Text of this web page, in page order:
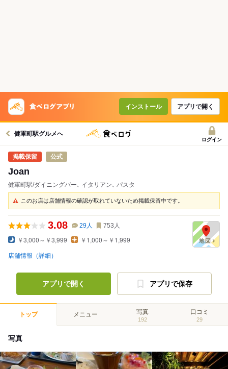
インストール アプリで開く
健軍町駅グルメへ
ログイン
公式
Joan
健軍町駅/ダイニングバー､ イタリアン､ パスタ
このお店は店舗情報の確認が取れていないため掲載保留中です。
3.08 29人 753 人
￥3,000～￥3,999 ￥1,000～￥1,999
店舗情報（詳細）
アプリで開く アプリで保存
トップ メニュー 写真
192
口コミ
29
写真